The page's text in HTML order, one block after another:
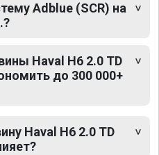
Adblue (SCR) на
Haval H6 2.0 TD
до 300 000+
Haval H6 2.0 TD